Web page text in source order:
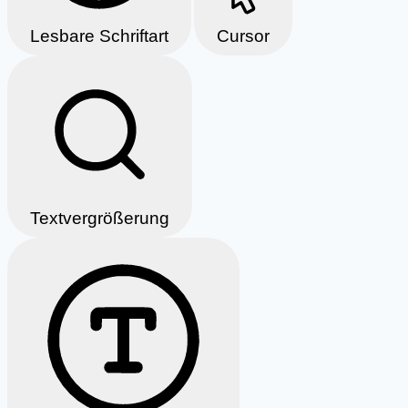
Lesbare Schriftart Cursor
Textvergrößerung